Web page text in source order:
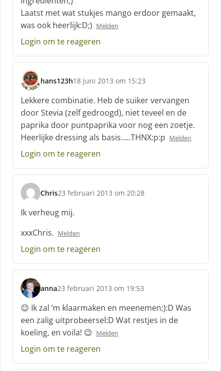
e
e
f
Laatst met wat stukjes mango erdoor gemaakt,
was ook heerlijk:D;) Melden
Login om te reageren
hans123h
s
c
h
r
e
e
:
18 juni 2013 om 15:23
Lekkere combinatie. Heb de suiker vervangen
door Stevia (zelf gedroogd), niet teveel en de
paprika door puntpaprika voor nog een zoetje.
Heerlijke dressing als basis…..THNX:p:p Melden
Login om te reageren
Chris
s
c
h
r
e
:
23 februari 2013 om 20:28
Ik verheug mij.
xxxChris. Melden
Login om te reageren
anna
s
c
h
r
e
e
:
23 februari 2013 om 19:53
😉 Ik zal ‘m klaarmaken en meenemen;):D Was
een zalig uitprobeersel:D Wat restjes in de
koeling, en voila! 😉 Melden
Login om te reageren